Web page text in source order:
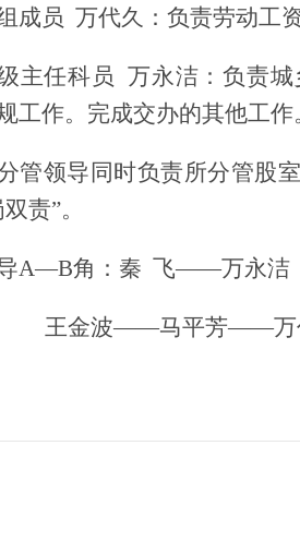
成员 万代久： 负责劳动工
主任科员 万永洁： 负责城
工作。完成交办的其他工作
管领导同时负责所分管股
双责”。
A—B角： 秦 飞——万永洁
王金波——马平芳——